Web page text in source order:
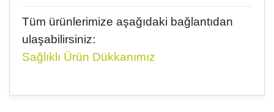
Tüm ürünlerimize aşağıdaki bağlantıdan
ulaşabilirsiniz:
Sağlıklı Ürün Dükkanımız
Bu ürünün fiyat bilgisi, resim, ürün açıklamalarında ve